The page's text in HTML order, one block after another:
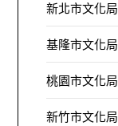
新北市文化局
基隆市文化局
桃園市文化局
新竹市文化局